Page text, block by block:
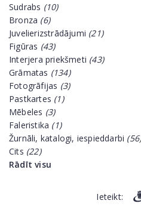
Sudrabs (10)
Bronza (6)
Juvelierizstrādājumi (21)
Figūras (43)
Interjera priekšmeti (43)
Grāmatas (134)
Fotogrāfijas (3)
Pastkartes (1)
Mēbeles (3)
Faleristika (1)
Žurnāli, katalogi, iespieddarbi
Cits (22)
Rādīt visu
Ieteikt: